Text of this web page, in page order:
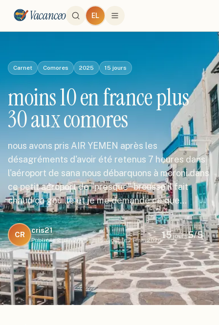
Vacanceo EL
Carnet Comores 2025 15 jours
moins 10 en france plus
30 aux comores
nous avons pris AIR YEMEN après les
désagréments d'avoir été retenus 7 heures dans
l'aéroport de sana nous débarquons à moroni dans
ce petit aéroport de "presque" brousse il fait
chaud ça gouille et je me demande ce que…
CR
cris21
Publié le 2 juin 2025· mis à jour le 21 mai 2026
15jours5/5